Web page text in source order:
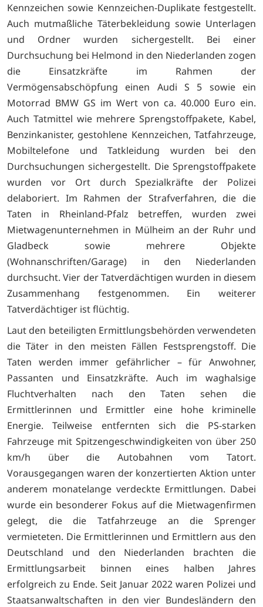
Kennzeichen sowie Kennzeichen-Duplikate festgestellt.
Auch mutmaßliche Täterbekleidung sowie Unterlagen
und Ordner wurden sichergestellt. Bei einer
Durchsuchung bei Helmond in den Niederlanden zogen
die Einsatzkräfte im Rahmen der
Vermögensabschöpfung einen Audi S 5 sowie ein
Motorrad BMW GS im Wert von ca. 40.000 Euro ein.
Auch Tatmittel wie mehrere Sprengstoffpakete, Kabel,
Benzinkanister, gestohlene Kennzeichen, Tatfahrzeuge,
Mobiltelefone und Tatkleidung wurden bei den
Durchsuchungen sichergestellt. Die Sprengstoffpakete
wurden vor Ort durch Spezialkräfte der Polizei
delaboriert. Im Rahmen der Strafverfahren, die die
Taten in Rheinland-Pfalz betreffen, wurden zwei
Mietwagenunternehmen in Mülheim an der Ruhr und
Gladbeck sowie mehrere Objekte
(Wohnanschriften/Garage) in den Niederlanden
durchsucht. Vier der Tatverdächtigen wurden in diesem
Zusammenhang festgenommen. Ein weiterer
Tatverdächtiger ist flüchtig.
Laut den beteiligten Ermittlungsbehörden verwendeten
die Täter in den meisten Fällen Festsprengstoff. Die
Taten werden immer gefährlicher – für Anwohner,
Passanten und Einsatzkräfte. Auch im waghalsige
Fluchtverhalten nach den Taten sehen die
Ermittlerinnen und Ermittler eine hohe kriminelle
Energie. Teilweise entfernten sich die PS-starken
Fahrzeuge mit Spitzengeschwindigkeiten von über 250
km/h über die Autobahnen vom Tatort.
Vorausgegangen waren der konzertierten Aktion unter
anderem monatelange verdeckte Ermittlungen. Dabei
wurde ein besonderer Fokus auf die Mietwagenfirmen
gelegt, die die Tatfahrzeuge an die Sprenger
vermieteten. Die Ermittlerinnen und Ermittlern aus den
Deutschland und den Niederlanden brachten die
Ermittlungsarbeit binnen eines halben Jahres
erfolgreich zu Ende. Seit Januar 2022 waren Polizei und
Staatsanwaltschaften in den vier Bundesländern den